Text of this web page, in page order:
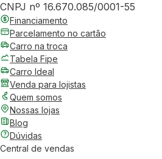
CNPJ nº 16.670.085/0001-55
Financiamento
Parcelamento no cartão
Carro na troca
Tabela Fipe
Carro Ideal
Venda para lojistas
Quem somos
Nossas lojas
Blog
Dúvidas
Central de vendas